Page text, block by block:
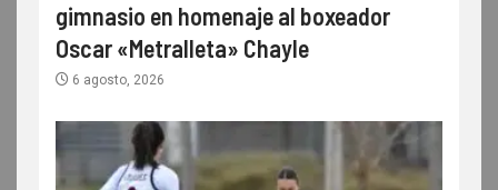
gimnasio en homenaje al boxeador
Oscar «Metralleta» Chayle
6 agosto, 2026